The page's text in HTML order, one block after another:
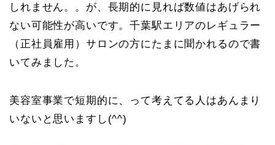
しれません。。が、長期的に見れば数値はあげられ
ない可能性が高いです。千葉駅エリアのレギュラー
（正社員雇用）サロンの方にたまに聞かれるので書
いてみました。
美容室事業で短期的に、って考えてる人はあんまり
いないと思いますし(^^)